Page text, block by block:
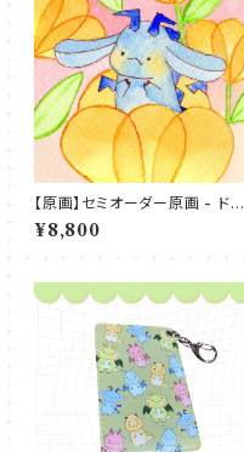
【原画】セミオーダー原画 - ドラ
ゴン（お手紙付き）
¥8,800